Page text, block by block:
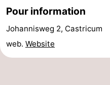
du
vélo
Randonnée
-
Équitation
-
Terrains
Pour information
Johannisweg 2, Castricum
web. Website